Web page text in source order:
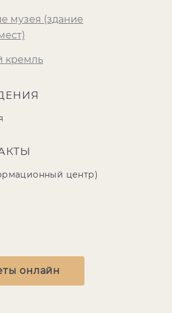
музея (здание
кремль
центр)
онлайн